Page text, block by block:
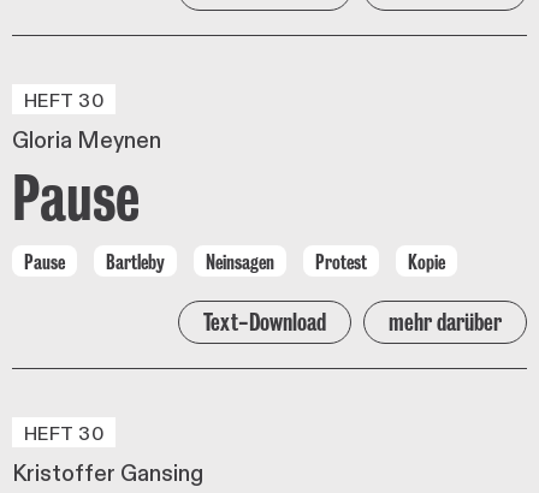
HEFT 30
Gloria Meynen
Pause
Pause Bartleby Neinsagen Protest Kopie
Text-Download mehr darüber
HEFT 30
Kristoffer Gansing